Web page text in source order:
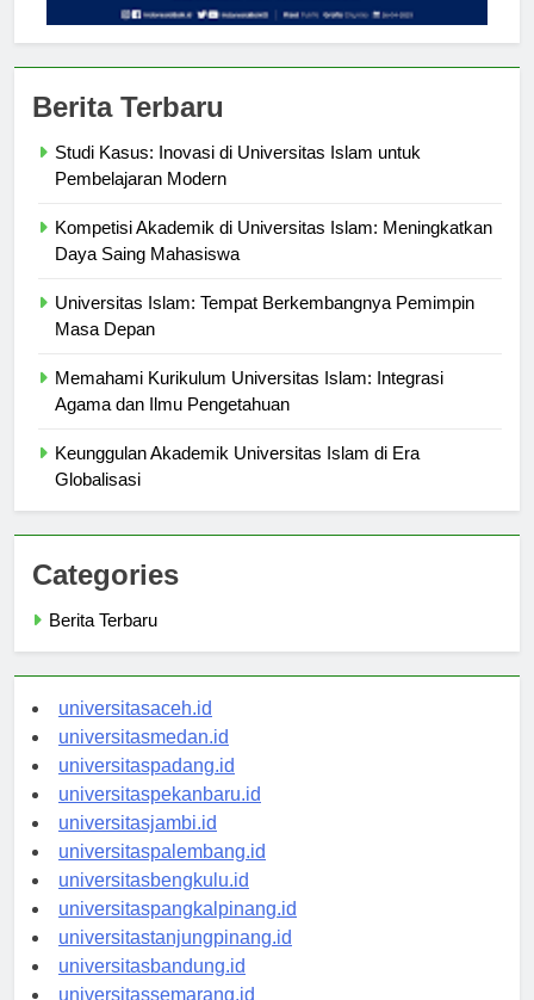
Studi Kasus: Inovasi di Universitas Islam untuk
Kompetisi Akademik di Universitas Islam: Meningkatkan
Universitas Islam: Tempat Berkembangnya Pemimpin
Memahami Kurikulum Universitas Islam: Integrasi
Keunggulan Akademik Universitas Islam di Era
Categories
universitasaceh.id
universitasmedan.id
universitaspadang.id
universitaspekanbaru.id
universitasjambi.id
universitaspalembang.id
universitasbengkulu.id
universitaspangkalpinang.id
universitastanjungpinang.id
universitasbandung.id